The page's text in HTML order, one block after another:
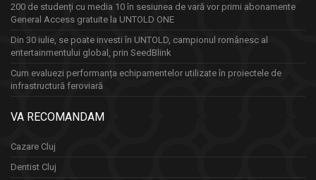
200 de studenți cu media 10 în sesiunea de vară vor primi abonamente
General Access gratuite la UNTOLD ONE
Din 30 iulie, se poate investi în UNTOLD, campionul românesc al
entertainmentului global, prin SeedBlink
Cum evaluezi performanța echipamentelor utilizate în proiectele de
infrastructură feroviară
VA RECOMANDAM
Cazare Cluj
Dentist Cluj